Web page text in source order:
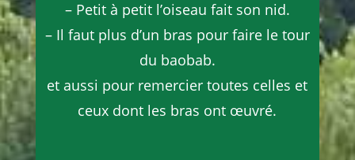
– Petit à petit l’oiseau fait son nid.
– Il faut plus d’un bras pour faire le tour
du baobab.
et aussi pour remercier toutes celles et
ceux dont les bras ont œuvré.